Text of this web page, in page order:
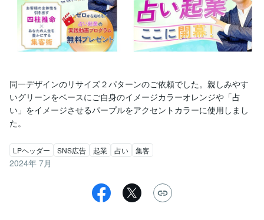
同一デザインのリサイズ２パターンのご依頼でした。親しみやす
いグリーンをベースにご自身のイメージカラーオレンジや「占
い」をイメージさせるパープルをアクセントカラーに使用しまし
た。
LPヘッダー SNS広告 起業 占い 集客
2024年 7月